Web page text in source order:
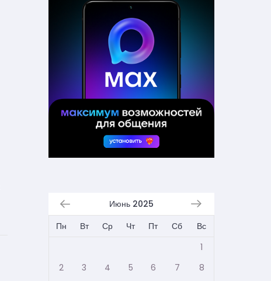
Июнь 2025
Пн
Вт Ср Чт Пт Сб
Вс
1
2
3 4 5 6 7
8